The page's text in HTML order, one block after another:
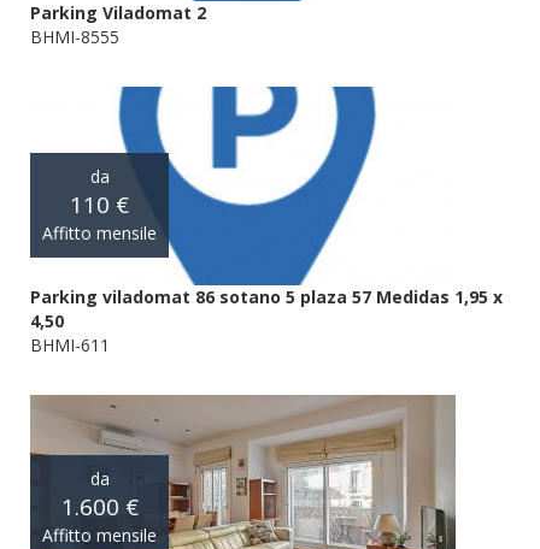
Parking Viladomat 2
BHMI-8555
da
110 €
Affitto mensile
Parking viladomat 86 sotano 5 plaza 57 Medidas 1,95 x
4,50
BHMI-611
da
1.600 €
Affitto mensile